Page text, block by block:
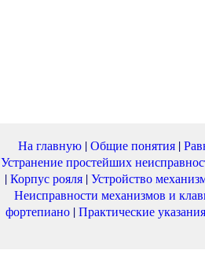
На главную|Общие понятия|
Устранение простейших
|Корпус рояля|Устройство
Неисправности механизмов и
фортепиано|Практические